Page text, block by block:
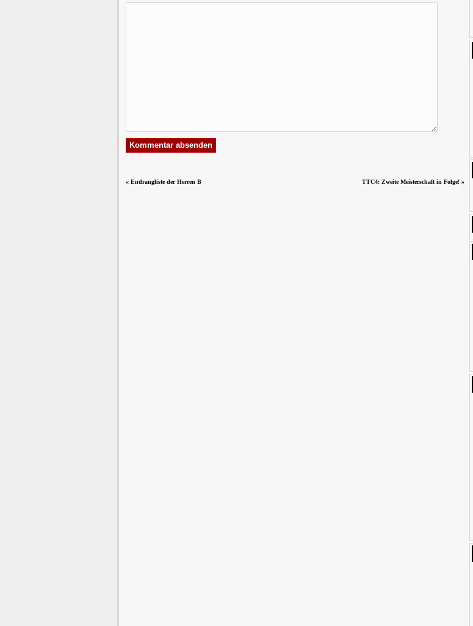
« Endrangliste der Herren B TTC4: Zweite Meisterschaft in Folge!»